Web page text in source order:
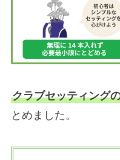
クラブセッティング
とめました。